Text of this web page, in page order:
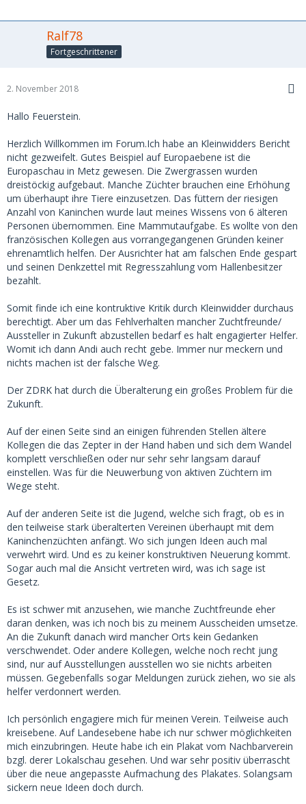
Ralf78
Fortgeschrittener
2. November 2018
Hallo Feuerstein.
Herzlich Willkommen im Forum.Ich habe an Kleinwidders Bericht
nicht gezweifelt. Gutes Beispiel auf Europaebene ist die
Europaschau in Metz gewesen. Die Zwergrassen wurden
dreistöckig aufgebaut. Manche Züchter brauchen eine Erhöhung
um überhaupt ihre Tiere einzusetzen. Das füttern der riesigen
Anzahl von Kaninchen wurde laut meines Wissens von 6 älteren
Personen übernommen. Eine Mammutaufgabe. Es wollte von den
französischen Kollegen aus vorrangegangenen Gründen keiner
ehrenamtlich helfen. Der Ausrichter hat am falschen Ende gespart
und seinen Denkzettel mit Regresszahlung vom Hallenbesitzer
bezahlt.
Somit finde ich eine kontruktive Kritik durch Kleinwidder durchaus
berechtigt. Aber um das Fehlverhalten mancher Zuchtfreunde/
Aussteller in Zukunft abzustellen bedarf es halt engagierter Helfer.
Womit ich dann Andi auch recht gebe. Immer nur meckern und
nichts machen ist der falsche Weg.
Der ZDRK hat durch die Überalterung ein großes Problem für die
Zukunft.
Auf der einen Seite sind an einigen führenden Stellen ältere
Kollegen die das Zepter in der Hand haben und sich dem Wandel
komplett verschließen oder nur sehr sehr langsam darauf
einstellen. Was für die Neuwerbung von aktiven Züchtern im
Wege steht.
Auf der anderen Seite ist die Jugend, welche sich fragt, ob es in
den teilweise stark überalterten Vereinen überhaupt mit dem
Kaninchenzüchten anfängt. Wo sich jungen Ideen auch mal
verwehrt wird. Und es zu keiner konstruktiven Neuerung kommt.
Sogar auch mal die Ansicht vertreten wird, was ich sage ist
Gesetz.
Es ist schwer mit anzusehen, wie manche Zuchtfreunde eher
daran denken, was ich noch bis zu meinem Ausscheiden umsetze.
An die Zukunft danach wird mancher Orts kein Gedanken
verschwendet. Oder andere Kollegen, welche noch recht jung
sind, nur auf Ausstellungen ausstellen wo sie nichts arbeiten
müssen. Gegebenfalls sogar Meldungen zurück ziehen, wo sie als
helfer verdonnert werden.
Ich persönlich engagiere mich für meinen Verein. Teilweise auch
kreisebene. Auf Landesebene habe ich nur schwer möglichkeiten
mich einzubringen. Heute habe ich ein Plakat vom Nachbarverein
bzgl. derer Lokalschau gesehen. Und war sehr positiv überrascht
über die neue angepasste Aufmachung des Plakates. Solangsam
sickern neue Ideen doch durch.